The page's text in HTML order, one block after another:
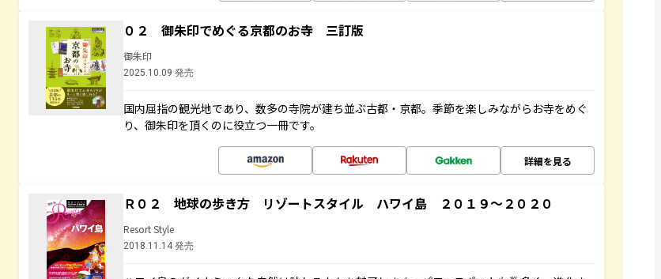
０２ 御朱印でめぐる京都のお寺 三訂版
御朱印
2025.10.09 発売
国内屈指の観光地であり、数多の寺院が建ち並ぶ古都・京都。季節を楽しみながらお寺をめぐ
り、御朱印を頂くのに役立つ一冊です。
詳細を見る
Ｒ０２ 地球の歩き方 リゾートスタイル ハワイ島 ２０１９～２０２０
Resort Style
2018.11.14 発売